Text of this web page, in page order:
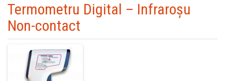
Termometru Digital – Infraroşu
Non-contact